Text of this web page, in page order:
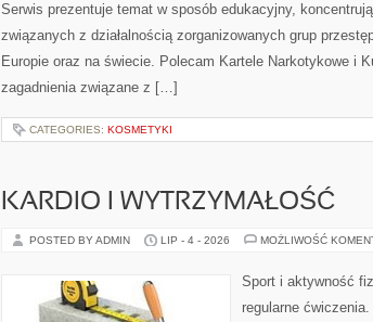
Serwis prezentuje temat w sposób edukacyjny,
związanych z działalnością zorganizowanych grup
Europie oraz na świecie. Polecam Kartele Narkotykowe i
zagadnienia związane z […]
CATEGORIES: KOSMETYKI
KARDIO I WYTRZYMAŁOŚĆ
POSTED BY ADMIN LIP - 4 - 2026 MOŻLIWOŚĆ
Sport i aktywność
regularne